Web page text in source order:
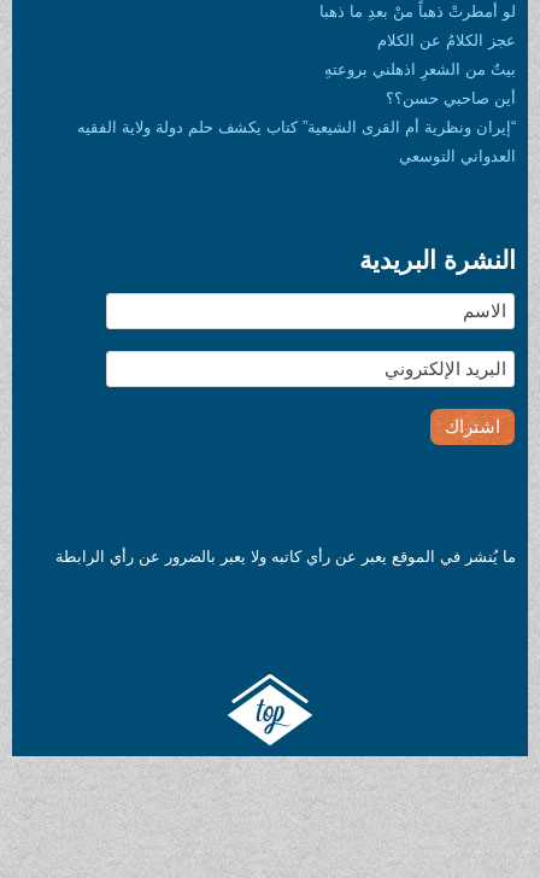
لو أمطرتْ ذهباً منْ بعدِ ما ذهبا
عجز الكلامُ عن الكلام
بيتٌ من الشعرِ اذهلني بروعتهِ
أين صاحبي حسن؟؟
“إيران ونظرية أم القرى الشيعية” كتاب يكشف حلم دولة ولاية الفقيه
العدواني التوسعي
النشرة البريدية
ما يُنشر في الموقع يعبر عن رأي كاتبه ولا يعبر بالضرور عن رأي الرابطة